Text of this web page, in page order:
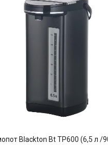
Blackton Bt TP600 (6,5 л /